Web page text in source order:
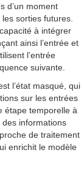
d’un moment
sorties futures.
à intégrer
ainsi l’entrée et
l’entrée
suivante.
l’état masqué, qui
sur les entrées
étape temporelle à
informations
de traitement
enrichit le modèle